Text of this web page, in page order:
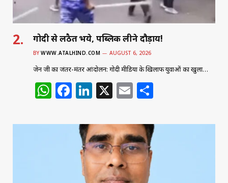
गोदी से लठैत भये, पब्लिक लीने दौड़ाय!
BY WWW.ATALHIND.COM AUGUST 6, 2026
जेन जी का जंतर-मंतर आंदोलन: गोदी मीडिया के खिलाफ युवाओं का खुला…
W
h
at
F
a
c
e
b
o
Li
n
k
e
dI
n
X E
m
ai
l
ar
e